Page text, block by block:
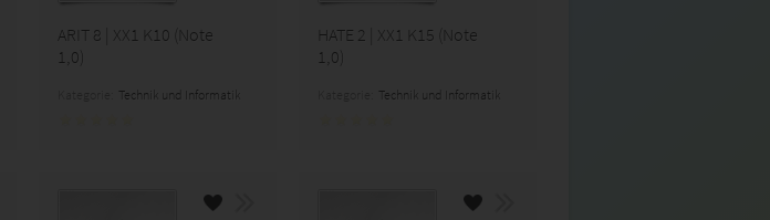
ARIT 8 | XX1 K10 (Note
1,0)
Technik und Informatik
HATE 2 | XX1 K15 (Note
1,0)
Technik und Informatik